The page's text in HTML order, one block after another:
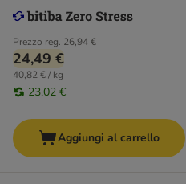
Prezzo reg. 26,94 €
24,49 €
40,82 € / kg
23,02 €
Aggiungi al carrello